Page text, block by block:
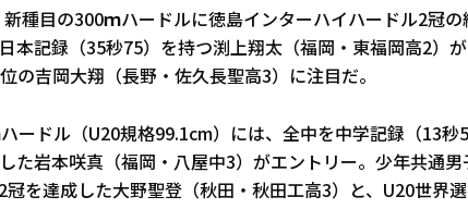
種目の300ｍハードルに徳島インターハイハードル2冠
本記録（35秒75）を持つ渕上翔太（福岡・東福岡高2）
の吉岡大翔（長野・佐久長聖高3）に注目だ。
ードル（U20規格99.1cm）には、全中を中学記録（13
た岩本咲真（福岡・八屋中3）がエントリー。少年共通
冠を達成した大野聖登（秋田・秋田工高3）と、U20世界